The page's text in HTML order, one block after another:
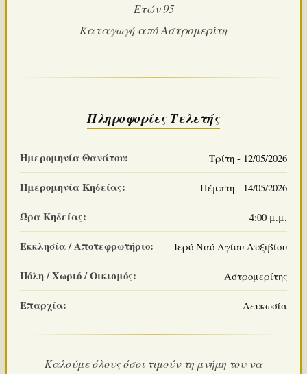
Ετών 95
Καταγωγή από Αστρομερίτη
Πληροφορίες Τελετής
Ημερομηνία Θανάτου: Τρίτη - 12/05/2026
Ημερομηνία Κηδείας: Πέμπτη - 14/05/2026
Ώρα Κηδείας: 4:00 μ.μ.
Εκκλησία / Αποτεφρωτήριο: Ιερό Ναό Αγίου Αυξιβίου
Πόλη / Χωριό / Οικισμός: Αστρομερίτης
Επαρχία: Λευκωσία
Καλούμε όλους όσοι τιμούν τη μνήμη του να